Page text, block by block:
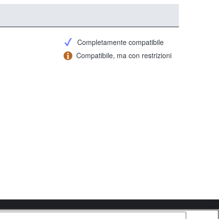
Completamente compatibile
Compatibile, ma con restrizioni
2026 Sony Corporation